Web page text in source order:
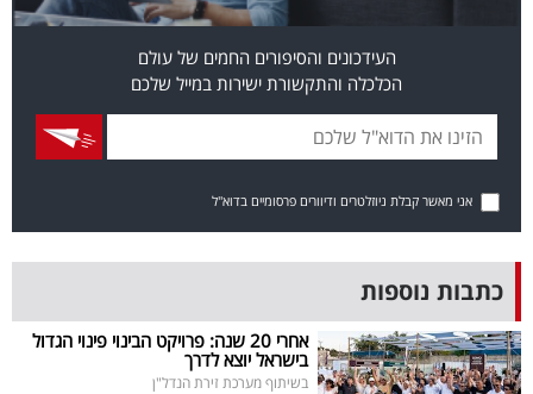
אחרינו:
העידכונים והסיפורים החמים של עולם
הכלכלה והתקשורת ישירות במייל שלכם
אני מאשר קבלת ניוזלטרים ודיוורים פרסומיים בדוא"ל
כתבות נוספות
אחרי 20 שנה: פרויקט הבינוי פינוי הגדול
בישראל יוצא לדרך
בשיתוף מערכת זירת הנדל"ן